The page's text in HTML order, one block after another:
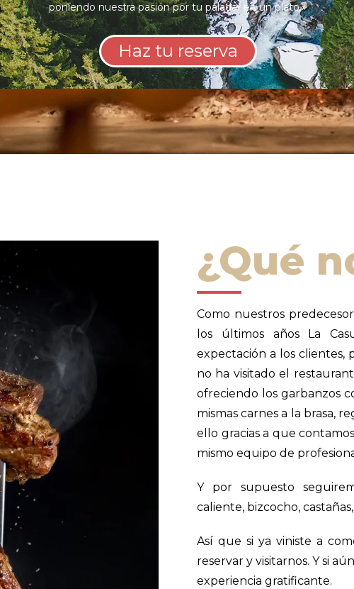
poniendo nuestra pasión por tu paladar en un plato.»
Haz tu reserva
¿Qué
Como nuestros
los últimos años La
expectación a los
no ha visitado el
ofreciendo los garbanzos
mismas carnes a la brasa,
ello gracias a que
mismo equipo de
Y por supuesto
caliente, bizcocho,
Así que si ya viniste a
reservar y visitarnos. Y si
experiencia gratificante.